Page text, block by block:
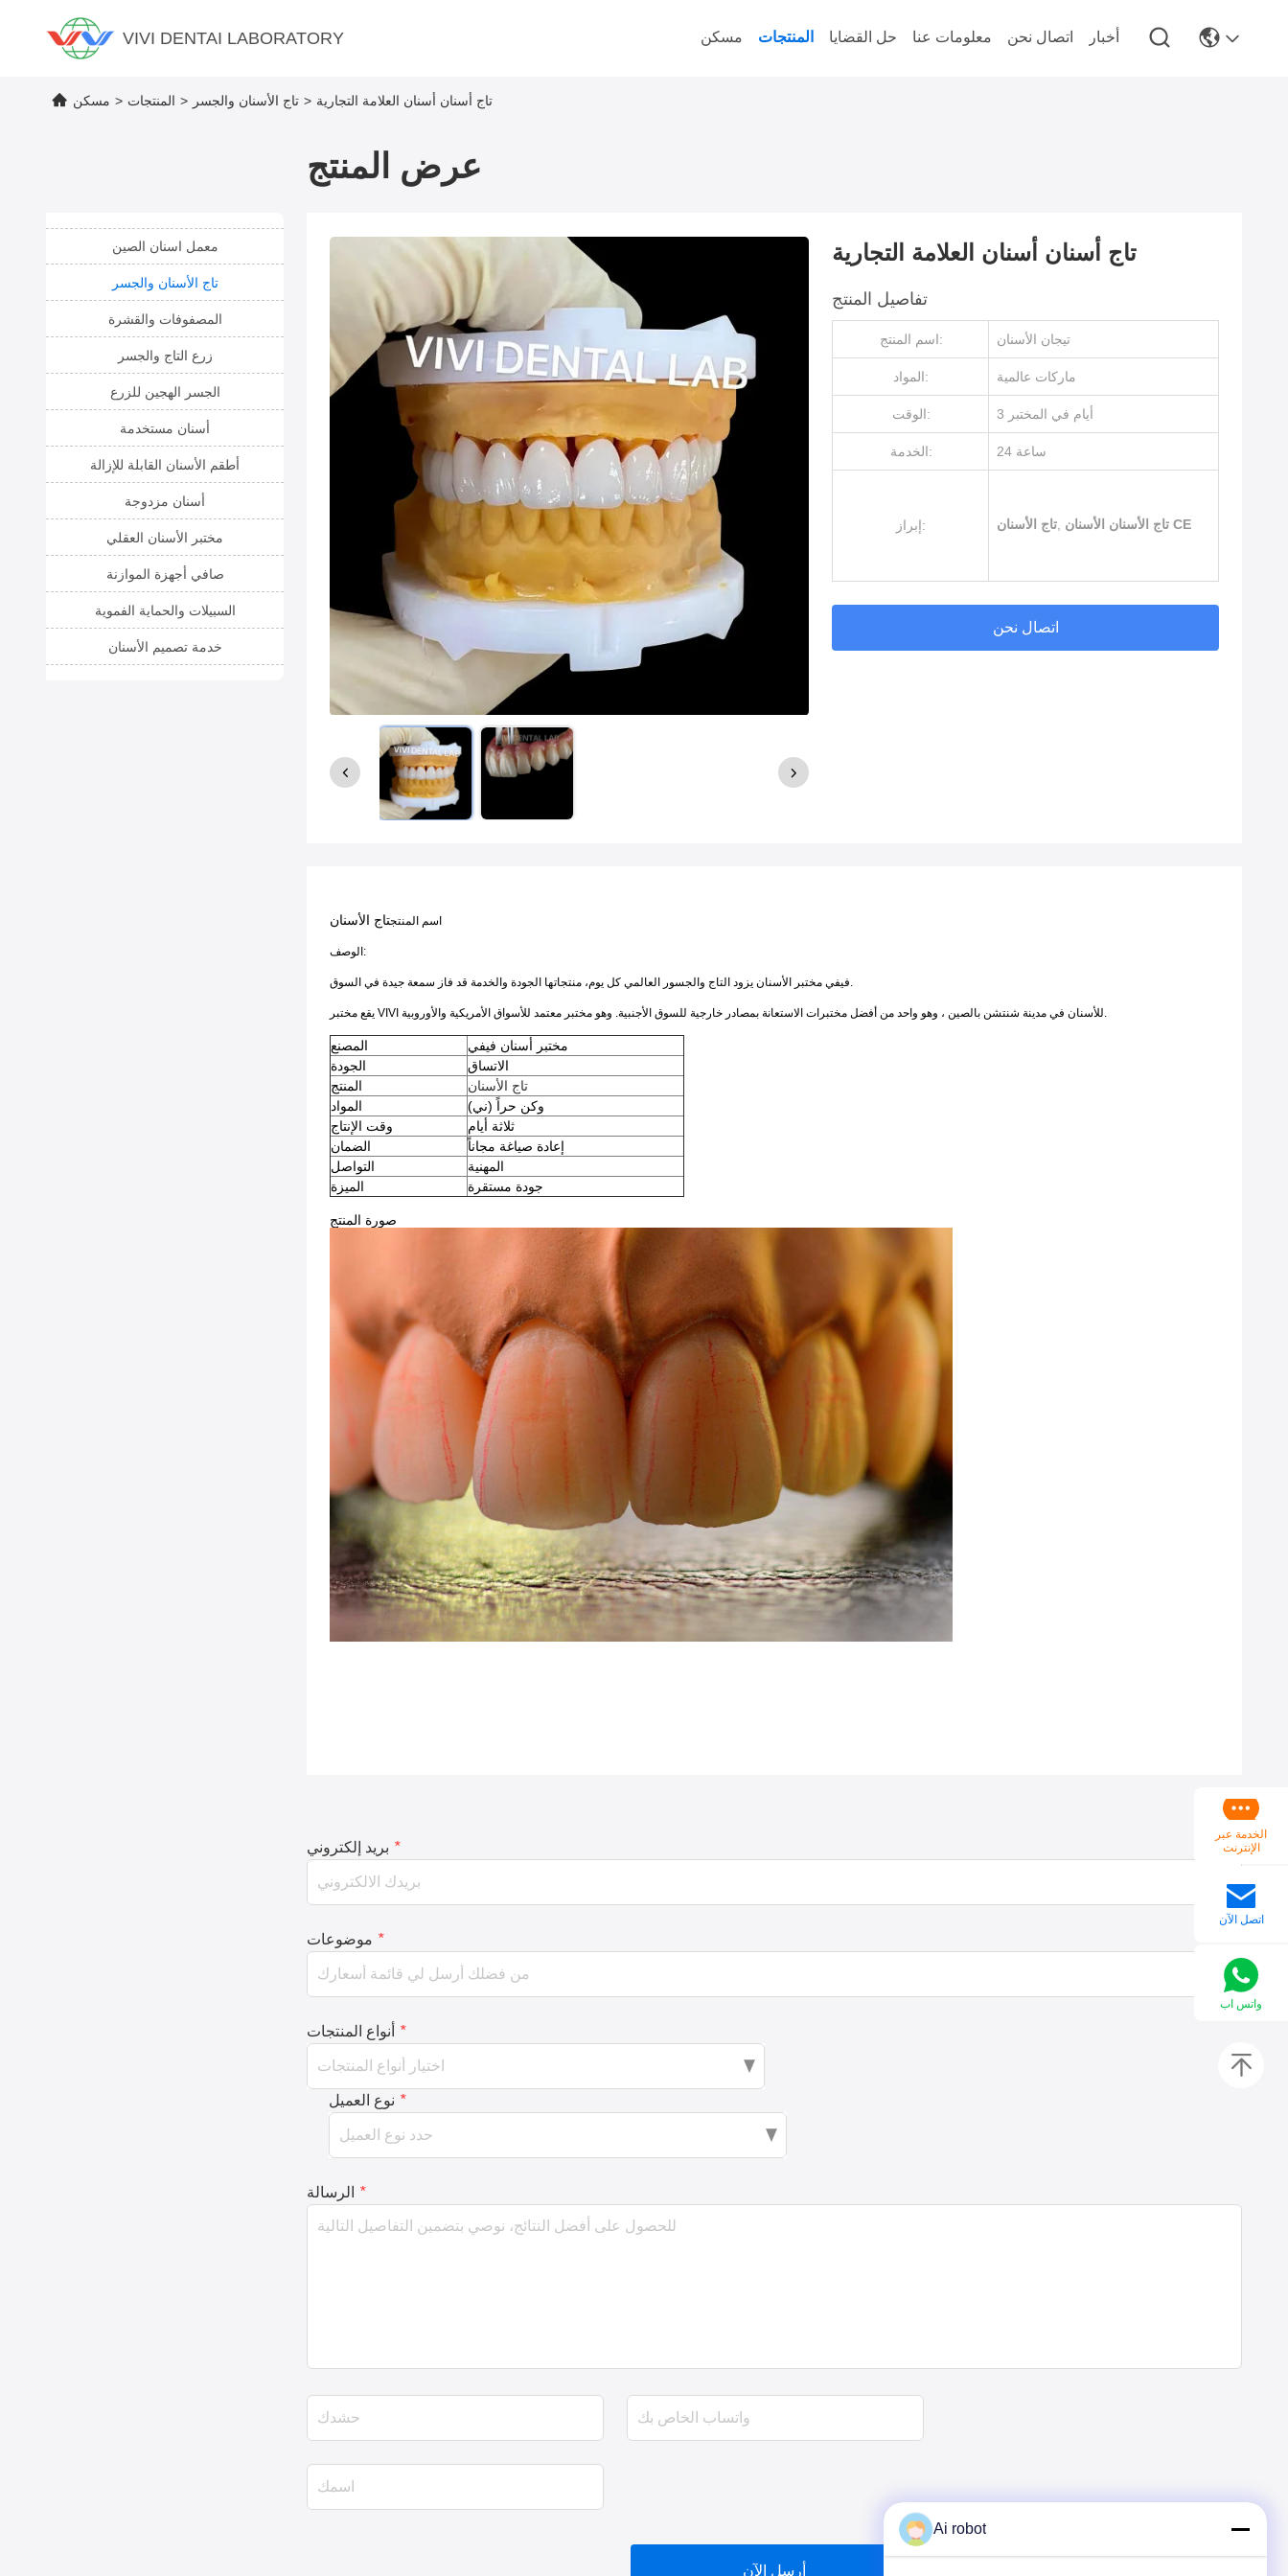
VIVI DENTAI LABORATORY مسكن المنتجات حل القضايا معلومات عنا اتصال نحن أخبار
مسكن > المنتجات > تاج الأسنان والجسر > تاج أسنان أسنان العلامة التجارية
عرض المنتج
معمل اسنان الصين
تاج الأسنان والجسر
المصفوفات والقشرة
زرع التاج والجسر
الجسر الهجين للزرع
أسنان مستخدمة
أطقم الأسنان القابلة للإزالة
أسنان مزدوجة
مختبر الأسنان العقلي
صافي أجهزة الموازنة
السبيلات والحماية الفموية
خدمة تصميم الأسنان
تاج أسنان أسنان العلامة التجارية
تفاصيل المنتج
اسم المنتج: تيجان الأسنان
المواد: ماركات عالمية
الوقت: 3 أيام في المختبر
الخدمة: 24 ساعة
إبراز: تاج الأسنان تاج الأسنان الأسنان CE
اتصال نحن
اسم المنتجتاج الأسنان
الوصف:
فيفي مختبر الأسنان يزود التاج والجسور العالمي كل يوم، منتجاتها الجودة والخدمة قد فاز سمعة جيدة في السوق.
يقع مختبر VIVI للأسنان في مدينة شنتشن بالصين ، وهو واحد من أفضل مختبرات الاستعانة بمصادر خارجية للسوق الأجنبية. وهو مختبر معتمد للأسواق الأمريكية والأوروبية.
المصنع
مختبر أسنان فيفي
الجودة
الاتساق
المنتج
تاج الأسنان
المواد
(ني) وكن حراً
وقت الإنتاج
ثلاثة أيام
الضمان
إعادة صياغة مجاناً
التواصل
المهنية
الميزة
جودة مستقرة
صورة المنتج
بريد إلكتروني *
موضوعات *
أنواع المنتجات *
نوع العميل *
الرسالة *
أرسل الآن
الخدمة عبر
الإنترنت
اتصل الآن
واتس اب
Ai robot